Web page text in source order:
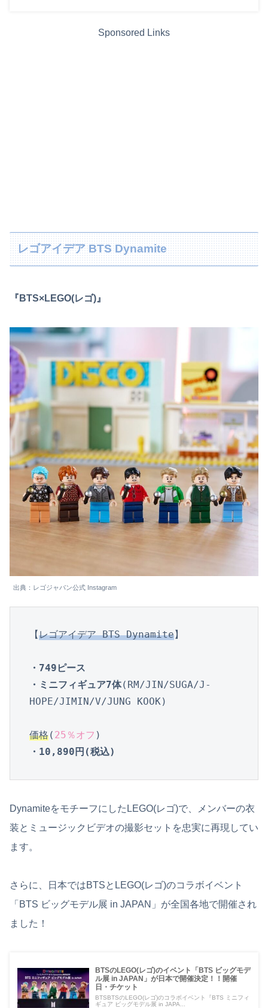
Sponsored Links
レゴアイデア BTS Dynamite
『BTS×LEGO(レゴ)』
出典：レゴジャパン公式 Instagram
【レゴアイデア BTS Dynamite】
・749ピース
・ミニフィギュア7体(RM/JIN/SUGA/J-
HOPE/JIMIN/V/JUNG KOOK)
価格( 25％オフ
・10,890円(税込)
DynamiteをモチーフにしたLEGO(レゴ)で、メンバーの衣
装とミュージックビデオの撮影セットを忠実に再現してい
ます。
さらに、日本ではBTSとLEGO(レゴ)のコラボイベント
「BTS ビッグモデル展 in JAPAN」が全国各地で開催され
ました！
BTSのLEGO(レゴ)のイベント「BTS ビッグモデ
ル展 in JAPAN」が日本で開催決定！！開催
日・チケット
BTSBTSのLEGO(レゴ)のコラボイベント『BTS ミニフィ
ギュア ビッグモデル展 in JAPA...